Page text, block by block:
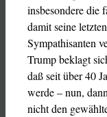
insbesondere die
damit seine
Sympathisanten
Trump beklagt
daß seit über 40
werde – nun,
nicht den